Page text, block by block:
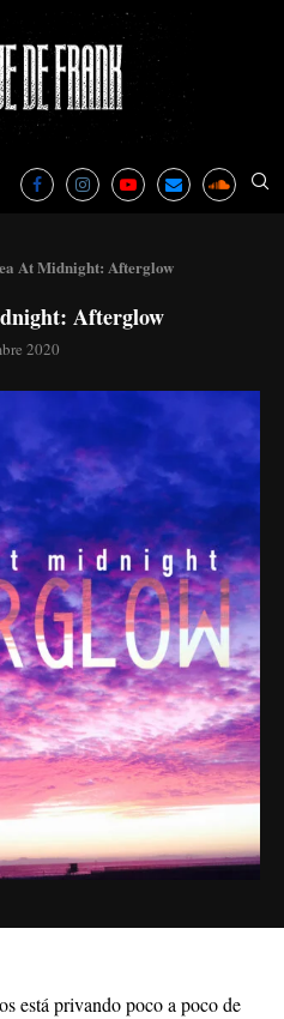
At Midnight: Afterglow
Afterglow
2020
está privando poco a poco de